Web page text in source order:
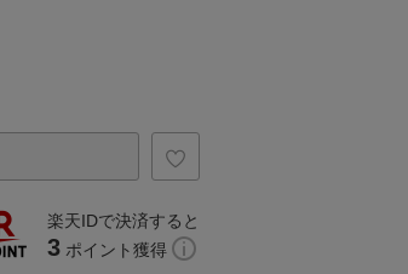
楽天IDで決済すると
3 ポイント獲得